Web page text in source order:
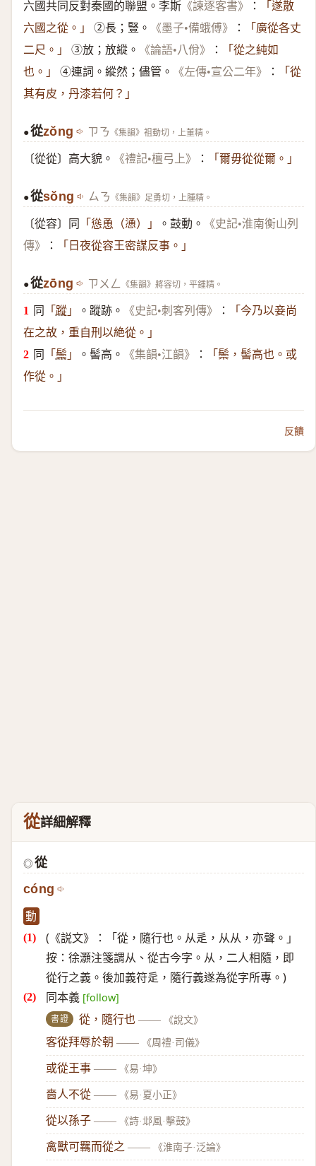
六國共同反對秦國的聯盟。李斯 《諫逐客書》 ：
「遂散
六國之從。」
②長；豎。 《墨子•備蛾傅》 ：
「廣從各丈
二尺。」
③放；放縱。 《論語•八佾》 ：
「從之純如
也。」
④連詞。縱然；儘管。 《左傳•宣公二年》 ：
「從
其有皮，丹漆若何？」
●從zŏng ㄗㄋ 《集韻》祖動切，上董精。
〔從從〕高大貌。 《禮記•檀弓上》 ： 「爾毋從從爾。」
●從sŏng ㄙㄋ 《集韻》足勇切，上腫精。
〔從容〕同 「慫恿（慂）」 。鼓動。
《史記•淮南衡山列
傳》
： 「日夜從容王密謀反事。」
●從zōng ㄗㄨㄥ 《集韻》將容切，平鍾精。
同 「 蹤」 。蹤跡。 《史記•刺客列傳》 ：
「今乃以妾尚
在之故，重自刑以絶從。」
同 「 鬃 」 。髻高。 《集韻•江韻》 ：
「鬃，髻高也。或
作從。」
反饋
從詳細解釋
◎ 從
cóng
動
(《説文》：「從，隨行也。从辵，从从，亦聲。」
按：徐灝注箋謂从、從古今字。从，二人相隨，即
從行之義。後加義符辵，隨行義遂為從字所專。)
同本義 [follow]
書證 從，隨行也 —— 《說文》
客從拜辱於朝 —— 《周禮·司儀》
或從王事 —— 《易·坤》
嗇人不從 —— 《易·夏小正》
從以孫子 —— 《詩·邶風·擊鼓》
禽獸可羈而從之 —— 《淮南子·泛論》